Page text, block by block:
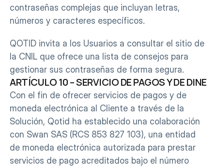
contraseñas complejas que incluyan letras,
números y caracteres específicos.
QOTID invita a los Usuarios a consultar el sitio de
la CNIL que ofrece una lista de consejos para
gestionar sus contraseñas de forma segura.
ARTÍCULO 10 – SERVICIO DE PAGOS Y DE
Con el fin de ofrecer servicios de pagos y de
moneda electrónica al Cliente a través de la
Solución, Qotid ha establecido una colaboración
con Swan SAS (RCS 853 827 103), una entidad
de moneda electrónica autorizada para prestar
servicios de pago acreditados bajo el número